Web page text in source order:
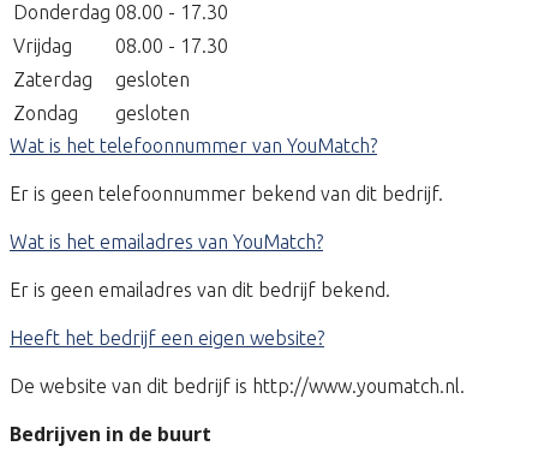
Donderdag 08.00 - 17.30
Vrijdag
08.00 - 17.30
Zaterdag
gesloten
Zondag
gesloten
Wat is het telefoonnummer van YouMatch?
Er is geen telefoonnummer bekend van dit bedrijf.
Wat is het emailadres van YouMatch?
Er is geen emailadres van dit bedrijf bekend.
Heeft het bedrijf een eigen website?
De website van dit bedrijf is http://www.youmatch.nl.
Bedrijven in de buurt